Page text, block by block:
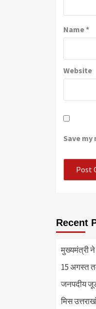
Name*
Website
Save
Recent
मुख्यमंत्री ने
15 अगस्त
जनपदीय
मिस